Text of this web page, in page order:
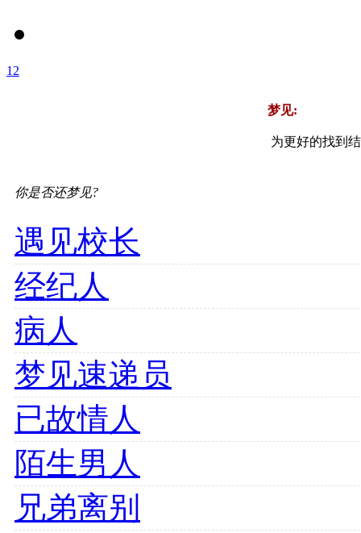
1 2
梦见:
为更好的找到
你是否还梦见?
遇见校长
经纪人
病人
梦见速递员
已故情人
陌生男人
兄弟离别